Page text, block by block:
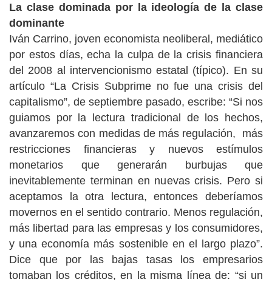
La clase dominada por la ideología de la clase
dominante
Iván Carrino, joven economista neoliberal, mediático
por estos días, echa la culpa de la crisis financiera
del 2008 al intervencionismo estatal (típico). En su
artículo “La Crisis Subprime no fue una crisis del
capitalismo”, de septiembre pasado, escribe: “Si nos
guiamos por la lectura tradicional de los hechos,
avanzaremos con medidas de más regulación, más
restricciones financieras y nuevos estímulos
monetarios que generarán burbujas que
inevitablemente terminan en nuevas crisis. Pero si
aceptamos la otra lectura, entonces deberíamos
movernos en el sentido contrario. Menos regulación,
más libertad para las empresas y los consumidores,
y una economía más sostenible en el largo plazo”.
Dice que por las bajas tasas los empresarios
tomaban los créditos, en la misma línea de: “si un